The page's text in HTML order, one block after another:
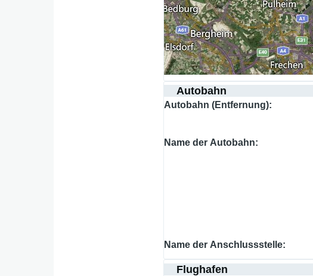
Autobahn
Autobahn (Entfernung)
Name der Autobahn
Name der Anschlussstelle
Flughafen